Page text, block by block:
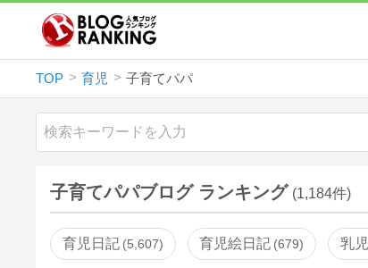
TOP 育児 子育てパパ
子育てパパブログ ランキング (1,184件)
育児日記 5,607 育児絵日記 679 乳児